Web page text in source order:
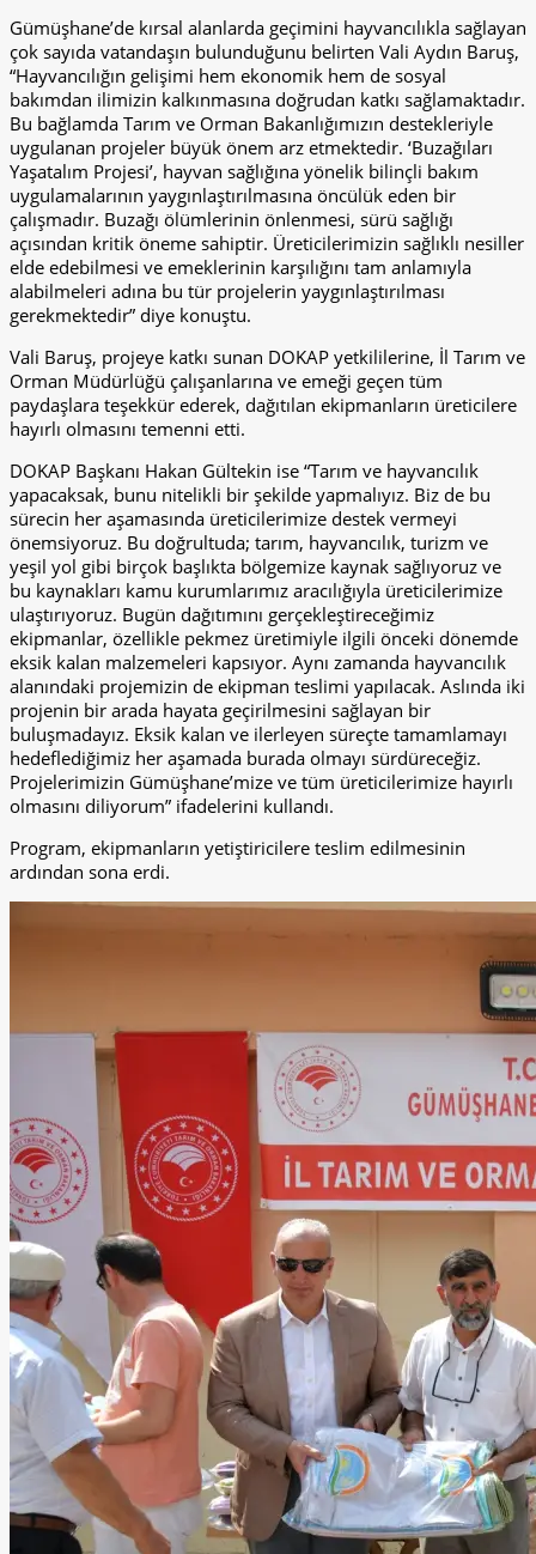
Gümüşhane’de kırsal alanlarda geçimini hayvancılıkla sağlayan
çok sayıda vatandaşın bulunduğunu belirten Vali Aydın Baruş,
“Hayvancılığın gelişimi hem ekonomik hem de sosyal
bakımdan ilimizin kalkınmasına doğrudan katkı sağlamaktadır.
Bu bağlamda Tarım ve Orman Bakanlığımızın destekleriyle
uygulanan projeler büyük önem arz etmektedir. ‘Buzağıları
Yaşatalım Projesi’, hayvan sağlığına yönelik bilinçli bakım
uygulamalarının yaygınlaştırılmasına öncülük eden bir
çalışmadır. Buzağı ölümlerinin önlenmesi, sürü sağlığı
açısından kritik öneme sahiptir. Üreticilerimizin sağlıklı nesiller
elde edebilmesi ve emeklerinin karşılığını tam anlamıyla
alabilmeleri adına bu tür projelerin yaygınlaştırılması
gerekmektedir” diye konuştu.
Vali Baruş, projeye katkı sunan DOKAP yetkililerine, İl Tarım ve
Orman Müdürlüğü çalışanlarına ve emeği geçen tüm
paydaşlara teşekkür ederek, dağıtılan ekipmanların üreticilere
hayırlı olmasını temenni etti.
DOKAP Başkanı Hakan Gültekin ise “Tarım ve hayvancılık
yapacaksak, bunu nitelikli bir şekilde yapmalıyız. Biz de bu
sürecin her aşamasında üreticilerimize destek vermeyi
önemsiyoruz. Bu doğrultuda; tarım, hayvancılık, turizm ve
yeşil yol gibi birçok başlıkta bölgemize kaynak sağlıyoruz ve
bu kaynakları kamu kurumlarımız aracılığıyla üreticilerimize
ulaştırıyoruz. Bugün dağıtımını gerçekleştireceğimiz
ekipmanlar, özellikle pekmez üretimiyle ilgili önceki dönemde
eksik kalan malzemeleri kapsıyor. Aynı zamanda hayvancılık
alanındaki projemizin de ekipman teslimi yapılacak. Aslında iki
projenin bir arada hayata geçirilmesini sağlayan bir
buluşmadayız. Eksik kalan ve ilerleyen süreçte tamamlamayı
hedeflediğimiz her aşamada burada olmayı sürdüreceğiz.
Projelerimizin Gümüşhane’mize ve tüm üreticilerimize hayırlı
olmasını diliyorum” ifadelerini kullandı.
Program, ekipmanların yetiştiricilere teslim edilmesinin
ardından sona erdi.